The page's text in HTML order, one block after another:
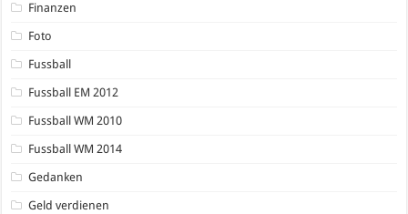
Finanzen
Foto
Fussball
Fussball EM 2012
Fussball WM 2010
Fussball WM 2014
Gedanken
Geld verdienen